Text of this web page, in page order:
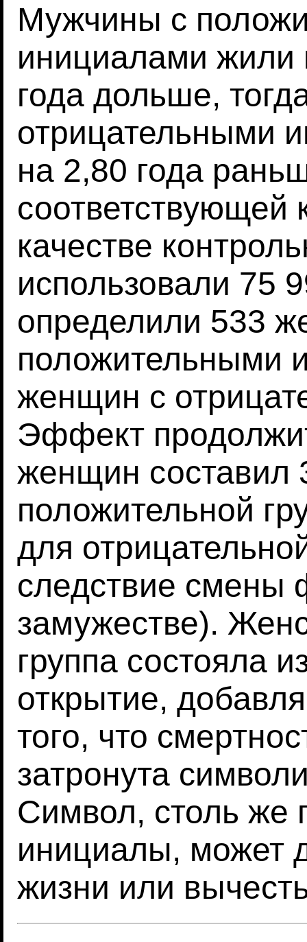
Мужчины с
инициалами жили
года дольше,
отрицательными
на 2,80 года
соответствующей
качестве
использовали 75
определили 533
положительными
женщин с
Эффект
женщин составил
положительной
для
следствие смены
замужестве).
группа состояла
открытие,
того, что
затронута
Символ, столь же
инициалы, может
жизни или